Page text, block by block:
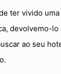
ter vivido
devolvemo-lo
ao seu